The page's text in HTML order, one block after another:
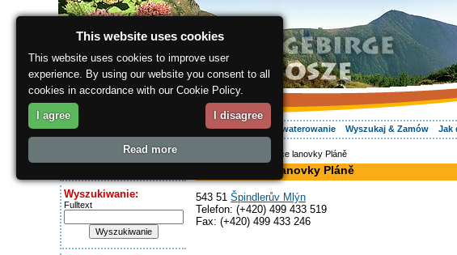
O regionie Wasz urlop Zakwaterowanie Wyszukaj & Zamów Jak
Dziś jest:
Wyszukiwanie:
Fulltext
> Horní stanice lanovky Pláně
Horní stanice lanovky Pláně
543 51 Špindlerův Mlýn
Telefon: (+420) 499 433 519
Fax: (+420) 499 433 246
This website uses cookies
This website uses cookies to improve user
experience. By using our website you consent to all
cookies in accordance with our Cookie Policy.
I agree I disagree
Read more